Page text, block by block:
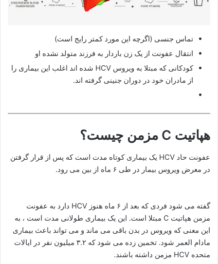
تماس جنسی (اگرچه این مورد کمتر رایج است)
انتقال عفونت از یک زن باردار به فرزند متولد نشده او
کودکانی که مبتلا به ویروس HCV شده اند اغلب این بیماری را
از مادران خود در دوران جنینی گرفته اند.
هپاتیت C مزمن چیست؟
عفونت حاد HCV یک بیماری کوتاه مدت است که پس از قرار گرفتن
در معرض ویروس بیمار در طی ۶ ماه از بین می رود.
گفته می شود فردی که بعد از ۶ ماه هنوز HCV دارد به عفونت
مزمن هپاتیت C مبتلا است. این یک بیماری طولانی مدت است ، به
این معنی که ویروس در بدن باقی می ماند و می تواند باعث بیماری
مادام العمر شود. تخمین زده می شود که ۳.۲ میلیون نفر در ایالات
متحده HCV مزمن داشته باشند.